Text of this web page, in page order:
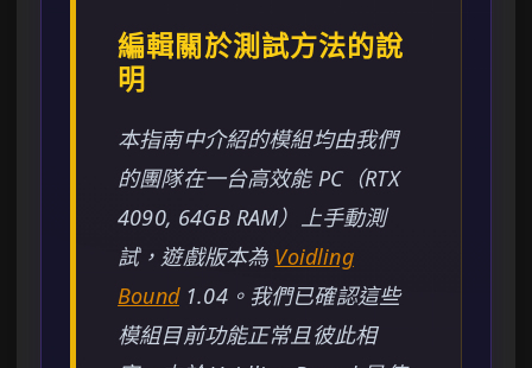
編輯關於測試方法的說
明
本指南中介紹的模組均由我們
的團隊在一台高效能 PC（RTX
4090, 64GB RAM）上手動測
試，遊戲版本為 Voidling
Bound1.04。我們已確認這些
模組目前功能正常且彼此相